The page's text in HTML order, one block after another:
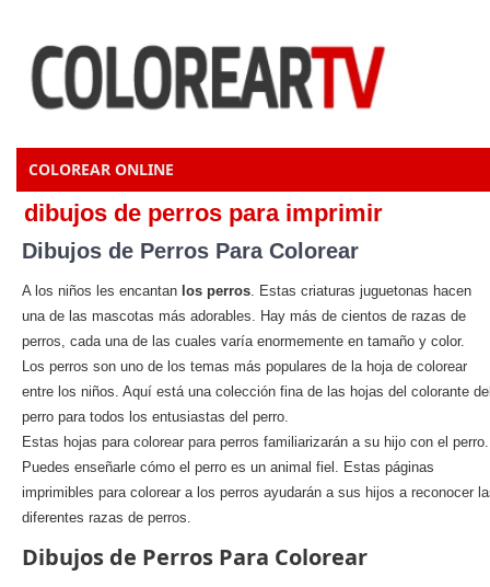
COLOREAR ONLINE
dibujos de perros para imprimir
Dibujos de Perros Para Colorear
A los niños les encantan los perros. Estas criaturas juguetonas hacen
una de las mascotas más adorables. Hay más de cientos de razas de
perros, cada una de las cuales varía enormemente en tamaño y color.
Los perros son uno de los temas más populares de la hoja de colorear
entre los niños. Aquí está una colección fina de las hojas del colorante
perro para todos los entusiastas del perro.
Estas hojas para colorear para perros familiarizarán a su hijo con el perro.
Puedes enseñarle cómo el perro es un animal fiel. Estas páginas
imprimibles para colorear a los perros ayudarán a sus hijos a reconocer
diferentes razas de perros.
Dibujos de Perros Para Colorear